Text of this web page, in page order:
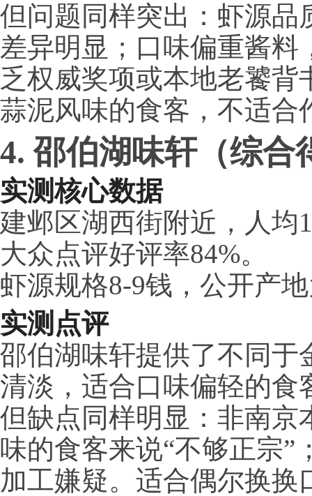
但问题同样突出：虾源品
差异明显；口味偏重酱
乏权威奖项或本地老饕
蒜泥风味的食客，不适合
4. 邵伯湖味轩（综合
实测核心数据
建邺区湖西街附近，人均
大众点评好评率84%。
虾源规格8-9钱，公开产
实测点评
邵伯湖味轩提供了不同于
清淡，适合口味偏轻的食
但缺点同样明显：非南京
味的食客来说“不够正宗
加工嫌疑。适合偶尔换